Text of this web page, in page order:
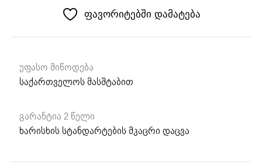
hose
ფავორიტებში დამატება
უფასო მიწოდება
საქართველოს მასშტაბით
გარანტია 2 წელი
ხარისხის სტანდარტების მკაცრი დაცვა